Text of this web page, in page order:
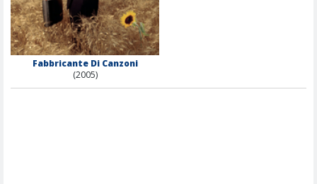
Fabbricante Di Canzoni
(2005)